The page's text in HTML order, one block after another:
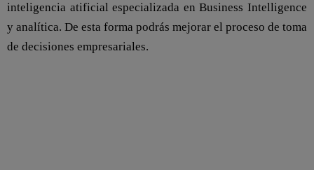
inteligencia atificial especializada en Business Intelligence
y analítica. De esta forma podrás mejorar el proceso de toma
de decisiones empresariales.